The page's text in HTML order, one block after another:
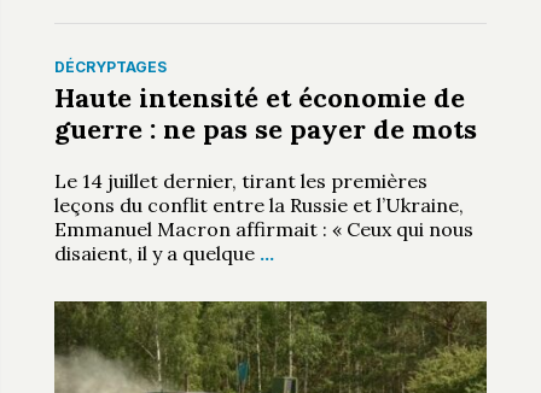
DÉCRYPTAGES
Haute intensité et économie de
guerre : ne pas se payer de mots
Le 14 juillet dernier, tirant les premières
leçons du conflit entre la Russie et l’Ukraine,
Emmanuel Macron affirmait : « Ceux qui nous
disaient, il y a quelque …